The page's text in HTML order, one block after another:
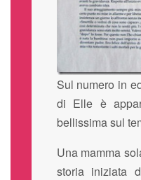
Sul numero in
di Elle è
bellissima sul
Una mamma
storia iniziata